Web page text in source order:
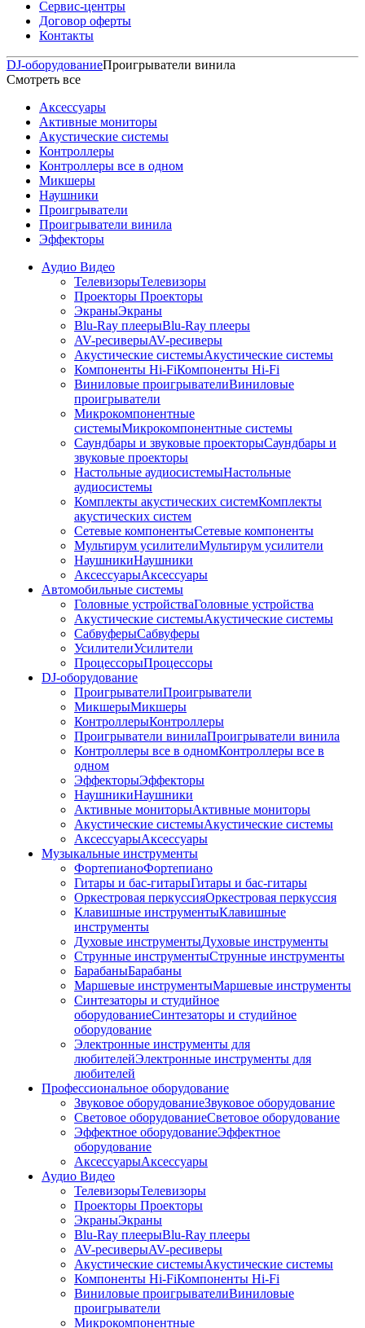
Сервис-центры
Договор оферты
Контакты
DJ-оборудованиеПроигрыватели винила
Смотреть все
Аксессуары
Активные мониторы
Акустические системы
Контроллеры
Контроллеры все в одном
Микшеры
Наушники
Проигрыватели
Проигрыватели винила
Эффекторы
Аудио Видео
ТелевизорыТелевизоры
Проекторы Проекторы
ЭкраныЭкраны
Blu-Ray плеерыBlu-Ray плееры
AV-ресиверыAV-ресиверы
Акустические системыАкустические системы
Компоненты Hi-FiКомпоненты Hi-Fi
Виниловые проигрывателиВиниловые
проигрыватели
Микрокомпонентные
системыМикрокомпонентные системы
Саундбары и звуковые проекторыСаундбары и
звуковые проекторы
Настольные аудиосистемыНастольные
аудиосистемы
Комплекты акустических системКомплекты
акустических систем
Сетевые компонентыСетевые компоненты
Мультирум усилителиМультирум усилители
НаушникиНаушники
АксессуарыАксессуары
Автомобильные системы
Головные устройстваГоловные устройства
Акустические системыАкустические системы
СабвуферыСабвуферы
УсилителиУсилители
ПроцессорыПроцессоры
DJ-оборудование
ПроигрывателиПроигрыватели
МикшерыМикшеры
КонтроллерыКонтроллеры
Проигрыватели винилаПроигрыватели винила
Контроллеры все в одномКонтроллеры все в
одном
ЭффекторыЭффекторы
НаушникиНаушники
Активные мониторыАктивные мониторы
Акустические системыАкустические системы
АксессуарыАксессуары
Музыкальные инструменты
ФортепианоФортепиано
Гитары и бас-гитарыГитары и бас-гитары
Оркестровая перкуссияОркестровая перкуссия
Клавишные инструментыКлавишные
инструменты
Духовые инструментыДуховые инструменты
Струнные инструментыСтрунные инструменты
БарабаныБарабаны
Маршевые инструментыМаршевые инструменты
Синтезаторы и студийное
оборудованиеСинтезаторы и студийное
оборудование
Электронные инструменты для
любителейЭлектронные инструменты для
любителей
Профессиональное оборудование
Звуковое оборудованиеЗвуковое оборудование
Световое оборудованиеСветовое оборудование
Эффектное оборудованиеЭффектное
оборудование
АксессуарыАксессуары
Аудио Видео
ТелевизорыТелевизоры
Проекторы Проекторы
ЭкраныЭкраны
Blu-Ray плеерыBlu-Ray плееры
AV-ресиверыAV-ресиверы
Акустические системыАкустические системы
Компоненты Hi-FiКомпоненты Hi-Fi
Виниловые проигрывателиВиниловые
проигрыватели
Микрокомпонентные